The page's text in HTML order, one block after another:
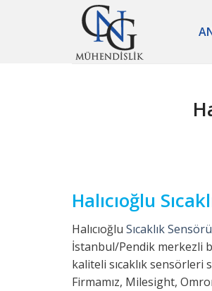
Halıcıoğlu
Halıcıoğlu Sıcaklık Sensörü
İstanbul/Pendik merkezli
kaliteli sıcaklık sensörleri
Firmamız, Milesight,